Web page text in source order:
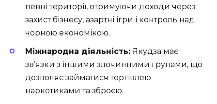
певні території, отримуючи доходи через
захист бізнесу, азартні ігри і контроль над
чорною економікою.
Міжнародна діяльність: Якудза має
зв’язки з іншими злочинними групами, що
дозволяє займатися торгівлею
наркотиками та зброєю.